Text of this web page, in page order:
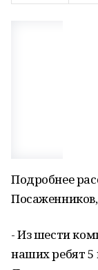
Подробнее
- Из шести
наших ребят 5